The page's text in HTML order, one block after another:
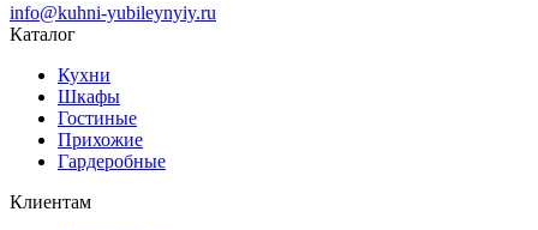
info@kuhni-yubileynyiy.ru
Каталог
Кухни
Шкафы
Гостиные
Прихожие
Гардеробные
Клиентам